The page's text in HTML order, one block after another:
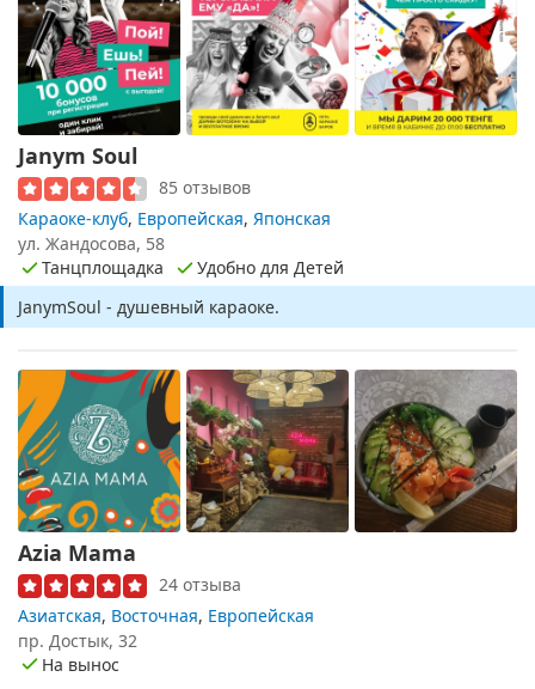
Janym Soul
85 отзывов
Караоке-клуб, Европейская, Японская
ул. Жандосова, 58
Танцплощадка
Удобно для Детей
JanymSoul - душевный караоке.
Azia Mama
24 отзыва
Азиатская, Восточная, Европейская
пр. Достык, 32
На вынос